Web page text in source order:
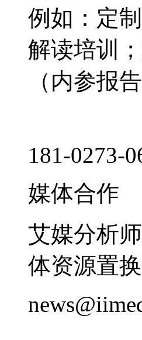
例如：定
解读培训
（内参报告
181-0273-
媒体合作
艾媒分析
体资源置换